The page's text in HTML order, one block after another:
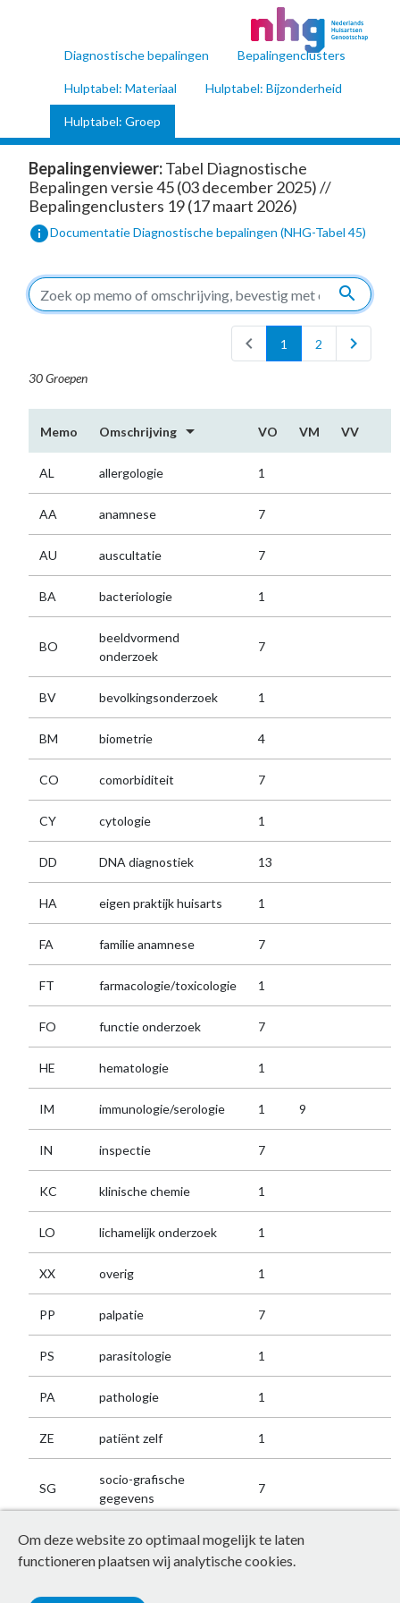
Diagnostische bepalingen Bepalingenclusters
Hulptabel: Materiaal Hulptabel: Bijzonderheid
Hulptabel: Groep
Bepalingenviewer:Tabel Diagnostische
Bepalingen versie 45 (03 december 2025) //
Bepalingenclusters 19 (17 maart 2026)
infoDocumentatie Diagnostische bepalingen (NHG-Tabel 45)
search
chevron_left 1 2 chevron_right
30 Groepen
Memo Omschrijving arrow_drop_down VO VM VV
AL allergologie 1
AA anamnese 7
AU auscultatie 7
BA bacteriologie 1
BO
beeldvormend
onderzoek
7
BV bevolkingsonderzoek 1
BM biometrie 4
CO comorbiditeit 7
CY cytologie 1
DD DNA diagnostiek 13
HA eigen praktijk huisarts 1
FA familie anamnese 7
FT farmacologie/toxicologie 1
FO functie onderzoek 7
HE hematologie 1
IM immunologie/serologie 1 9
IN inspectie 7
KC klinische chemie 1
LO lichamelijk onderzoek 1
XX overig 1
PP palpatie 7
PS parasitologie 1
PA pathologie 1
ZE patiënt zelf 1
SG
socio-grafische
gegevens
7
chevron_left
Om deze website zo optimaal mogelijk te laten
functioneren plaatsen wij analytische cookies.